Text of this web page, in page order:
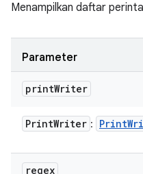
Menampilkan daftar
Parameter
printWriter
PrintWriter : Print
regex